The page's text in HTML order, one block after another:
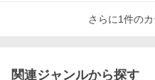
さらに1件の
関連ジャンルから探す